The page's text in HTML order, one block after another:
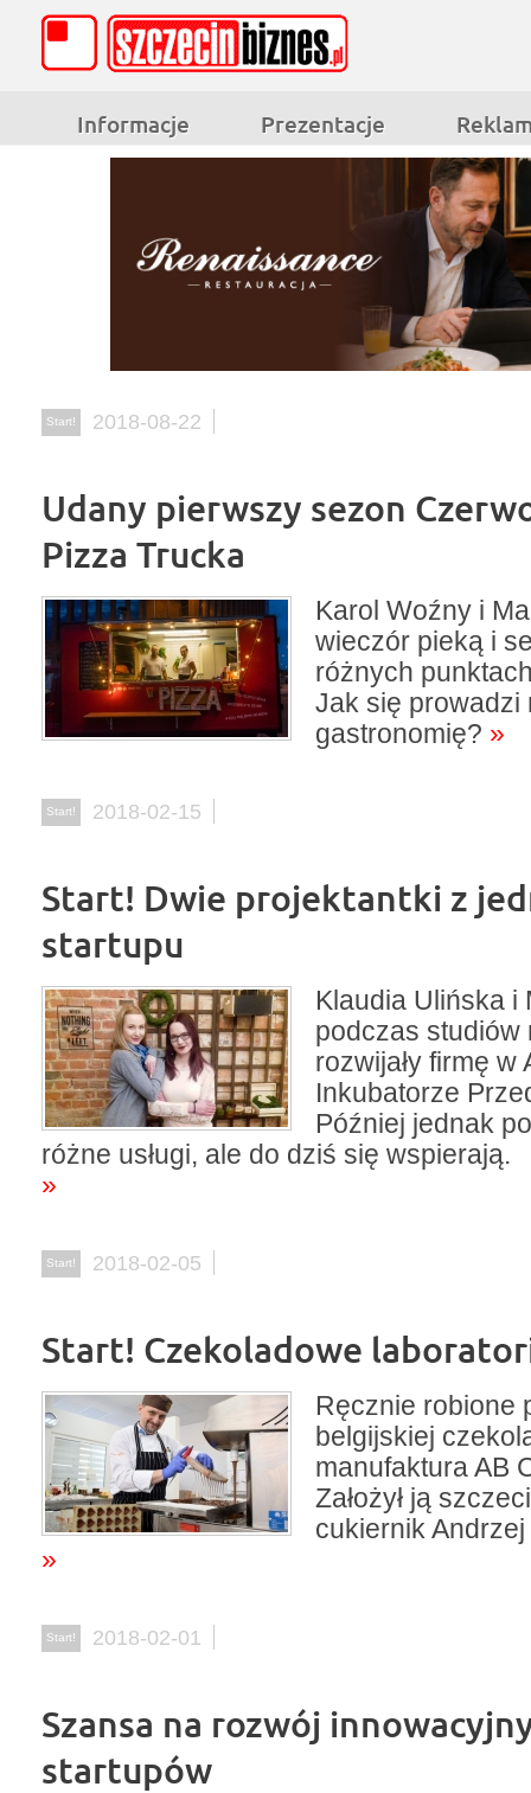
Informacje Prezentacje
Start! 2018-08-22
Udany pierwszy sezon
Pizza Trucka
Karol Woźny i
wieczór pieką i
różnych
Jak się prowadzi
gastronomię? »
Start! 2018-02-15
Start! Dwie projektantki z
startupu
Klaudia Ulińska i
podczas studiów
rozwijały firmę w
Inkubatorze
Później jednak
różne usługi, ale do dziś się wspierają.
»
Start! 2018-02-05
Start! Czekoladowe
Ręcznie robione
belgijskiej
manufaktura AB
Założył ją
cukiernik
»
Start! 2018-02-01
Szansa na rozwój
startupów